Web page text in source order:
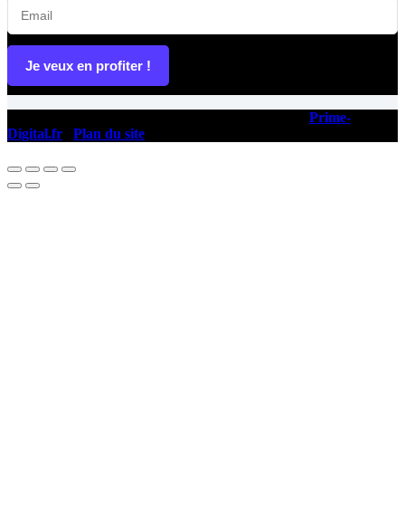
Je veux en profiter !
Prime-
Digital.fr
Plan du site